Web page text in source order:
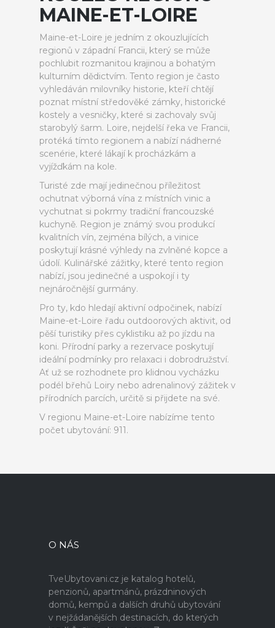
MAINE-ET-LOIRE
Maine-et-Loire je jedním z okouzlujících
regionů v západní Francii, který se může
pochlubit rozmanitou krajinou a bohatým
kulturním dědictvím. Tento region je často
vyhledáván milovníky historie, kteří chtějí
poznat místní středověké zámky, historické
kostely a vesničky, které si zachovaly svůj
starobylý šarm. Loire, nejdelší řeka ve Francii,
protéká tímto regionem a nabízí nádherné
scenérie, které lákají k procházkám a
vyjížďkám na kole.
Turisté zde mají jedinečnou příležitost
ochutnat výborná vína z místních vinic a
vychutnat si pokrmy tradiční francouzské
kuchyně. Region je známý svou produkcí
kvalitních vín, zejména bílých, a vinice
poskytují krásné výhledy na zvlněné kopce a
údolí. Kulinářské zážitky, které tento region
nabízí, jsou jedinečné a uspokojí i ty
nejnáročnější gurmány.
Pro ty, kdo hledají aktivní odpočinek, nabízí
Maine-et-Loire řadu outdoorových aktivit, od
pěší turistiky přes cyklistiku až po jízdu na
koni. Přírodní parky a rezervace poskytují
ideální podmínky pro relaxaci i dobrodružství.
Ať už se rozhodnete pro klidnou vycházku
podél břehů Loiry nebo adrenalinový zážitek v
přírodních parcích, určitě si přijdete na své.
V regionu Maine-et-Loire nabízíme tento
počet ubytování: 911.
O NÁS
TveUbytovani.cz je katalog hotelů,
penzionů, apartmánů, prázdninových
domů, kempů a dalších druhů ubytování
v nejžádanějších destinacích, do kterých